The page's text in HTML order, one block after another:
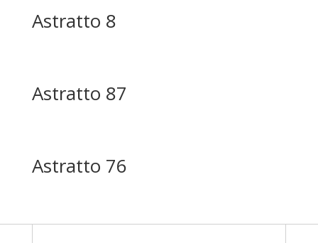
Astratto 8
Astratto 87
Astratto 76